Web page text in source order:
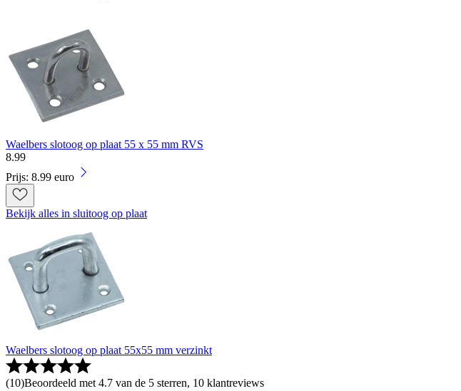
Waelbers slotoog op plaat 55 x 55 mm RVS
8.99
Prijs: 8.99 euro
Bekijk alles in sluitoog op plaat
Waelbers slotoog op plaat 55x55 mm verzinkt
(10)Beoordeeld met 4.7 van de 5 sterren, 10 klantreviews